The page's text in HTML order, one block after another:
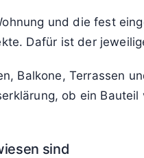
und die fest
Dafür ist der
Balkone, Terrassen
ob ein
sind